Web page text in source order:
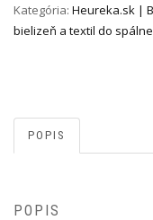
Kategória: Heureka.sk |
bielizeň a textil do
POPIS
POPIS